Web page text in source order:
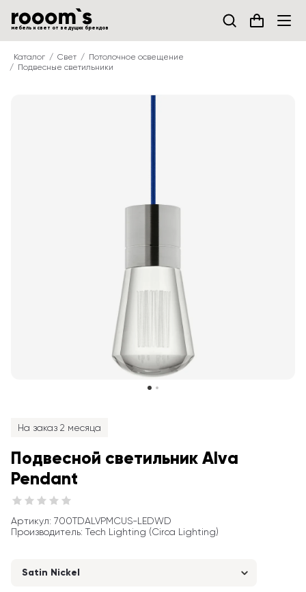
мебель и свет от ведущих брендов
Каталог Свет
Потолочное освещение
Подвесные светильники
На заказ 2 месяца
Подвесной светильник Alva
Pendant
Артикул: 700TDALVPMCUS-LEDWD
Производитель: Tech Lighting (Circa Lighting)
Satin Nickel